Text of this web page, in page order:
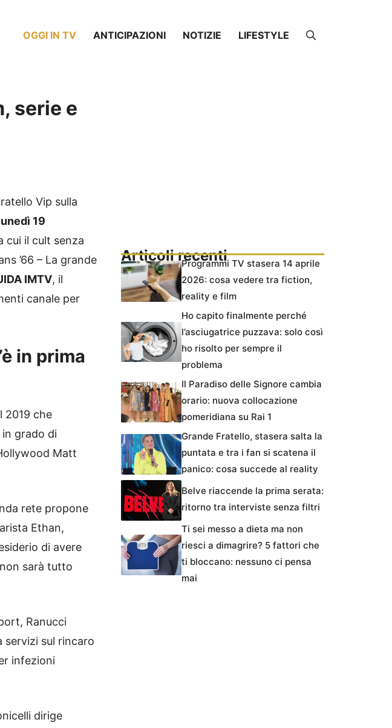
OGGI IN TV ANTICIPAZIONI NOTIZIE LIFESTYLE
serie e
Vip sulla
19
cui il cult senza
’66 – La grande
IMTV, il
canale per
in prima
2019 che
in grado di
Matt
rete propone
Ethan,
di avere
sarà tutto
Ranucci
sul rincaro
infezioni
dirige
Articoli recentiProgrammi TV stasera 14 aprile
2026: cosa vedere tra fiction,
reality e film
Ho capito finalmente perché
l’asciugatrice puzzava: solo così
ho risolto per sempre il
problema
Il Paradiso delle Signore cambia
orario: nuova collocazione
pomeridiana su Rai 1
Grande Fratello, stasera salta la
puntata e tra i fan si scatena il
panico: cosa succede al reality
Belve riaccende la prima serata:
ritorno tra interviste senza filtri
Ti sei messo a dieta ma non
riesci a dimagrire? 5 fattori che
ti bloccano: nessuno ci pensa
mai